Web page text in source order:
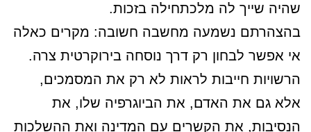
שהיה שייך לה מלכתחילה בזכות.
בהצהרתם נשמעה מחשבה חשובה: מקרים כאלה
אי אפשר לבחון רק דרך נוסחה בירוקרטית צרה.
הרשויות חייבות לראות לא רק את המסמכים,
אלא גם את האדם, את הביוגרפיה שלו, את
הנסיבות, את הקשרים עם המדינה ואת ההשלכות